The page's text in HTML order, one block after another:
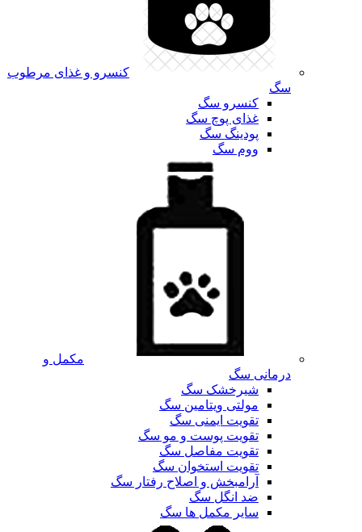
کنسرو و غذای مرطوب
سگ
کنسرو سگ
غذای پوچ سگ
پودینگ سگ
ووم سگ
مکمل و
درمانی سگ
شیرخشک سگ
مولتی ویتامین سگ
تقویت ایمنی سگ
تقویت پوست و مو سگ
تقویت مفاصل سگ
تقویت استخوان سگ
آرامبخش و اصلاح رفتار سگ
ضد انگل سگ
سایر مکمل ها سگ